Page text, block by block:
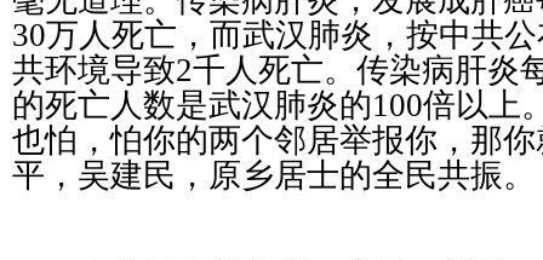
30万人死亡，而武汉肺炎，按中共
共环境导致2千人死亡。传染病肝炎
的死亡人数是武汉肺炎的100倍以上
也怕，怕你的两个邻居举报你，那
平，吴建民，原乡居士的全民共振。